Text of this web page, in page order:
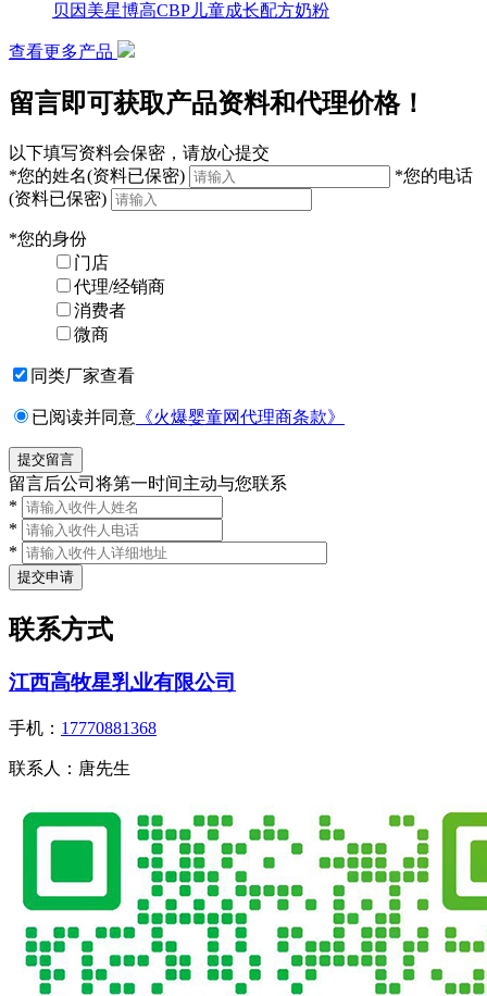
贝因美星博高CBP儿童成长配方奶粉
查看更多产品
留言即可获取产品资料和代理价格！
以下填写资料会保密，请放心提交
*您的姓名(资料已保密) *您的电话
(资料已保密)
*您的身份
门店
代理/经销商
消费者
微商
同类厂家查看
已阅读并同意 《火爆婴童网代理商条款》
留言后公司将第一时间主动与您联系
*
*
*
联系方式
江西高牧星乳业有限公司
手机： 17770881368
联系人： 唐先生